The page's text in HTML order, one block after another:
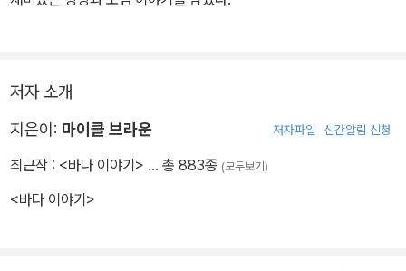
저자 소개
지은이: 마이클 브라운 저자파일 신간알림 신청
최근작 : <바다 이야기> … 총 883종 (모두보기)
<바다 이야기>